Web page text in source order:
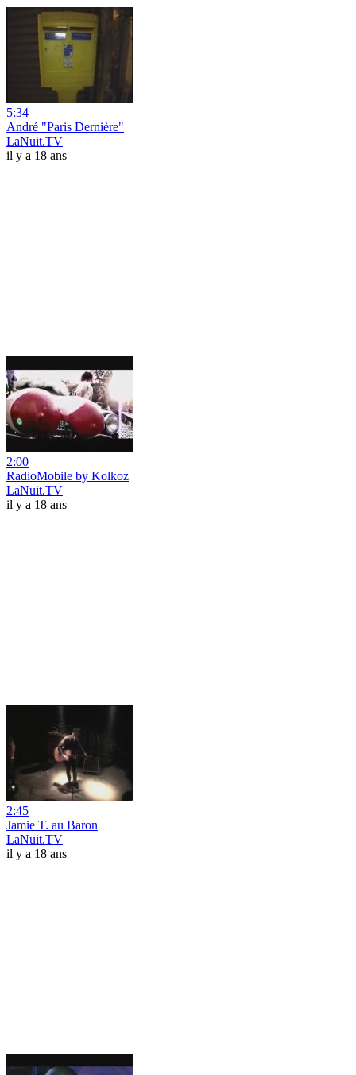
5:34
André "Paris Dernière"
LaNuit.TV
il y a 18 ans
2:00
RadioMobile by Kolkoz
LaNuit.TV
il y a 18 ans
2:45
Jamie T. au Baron
LaNuit.TV
il y a 18 ans